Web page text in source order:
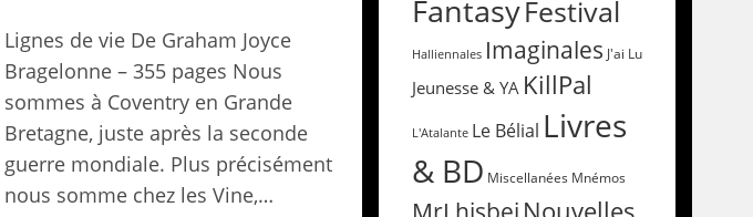
Lignes de vie De Graham Joyce
Bragelonne – 355 pages Nous
sommes à Coventry en Grande
Bretagne, juste après la seconde
guerre mondiale. Plus précisément
nous somme chez les Vine,…
FantasyFestival
Halliennales Imaginales J'ai Lu
Jeunesse & YA KillPal
L'Atalante Le Bélial Livres
& BD Miscellanées Mnémos